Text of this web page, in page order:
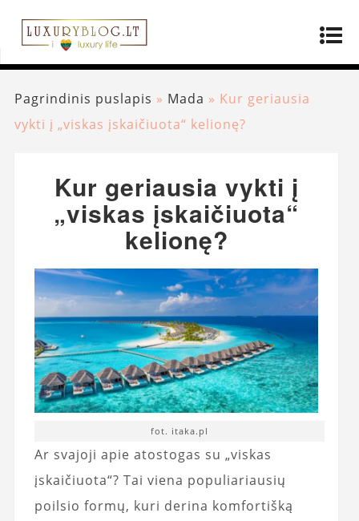
Pagrindinis puslapis » Mada » Kur geriausia
vykti į „viskas įskaičiuota“ kelionę?
Kur geriausia vykti į
„viskas įskaičiuota“
kelionę?
fot. itaka.pl
Ar svajoji apie atostogas su „viskas
įskaičiuota“? Tai viena populiariausių
poilsio formų, kuri derina komfortišką